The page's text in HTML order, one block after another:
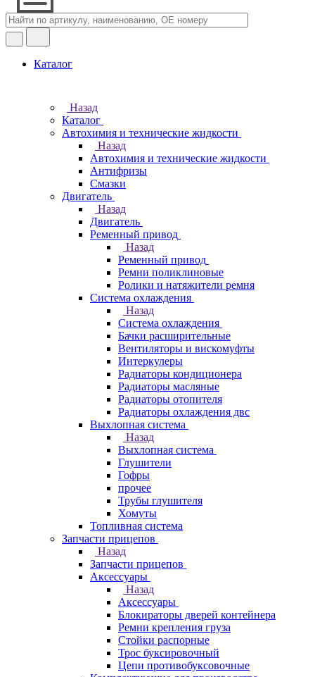
Каталог
Назад
Каталог
Автохимия и технические жидкости
Назад
Автохимия и технические жидкости
Антифризы
Смазки
Двигатель
Назад
Двигатель
Ременный привод
Назад
Ременный привод
Ремни поликлиновые
Ролики и натяжители ремня
Система охлаждения
Назад
Система охлаждения
Бачки расширительные
Вентиляторы и вискомуфты
Интеркулеры
Радиаторы кондиционера
Радиаторы масляные
Радиаторы отопителя
Радиаторы охлаждения двс
Выхлопная система
Назад
Выхлопная система
Глушители
Гофры
прочее
Трубы глушителя
Хомуты
Топливная система
Запчасти прицепов
Назад
Запчасти прицепов
Аксессуары
Назад
Аксессуары
Блокираторы дверей контейнера
Ремни крепления груза
Стойки распорные
Трос буксировочный
Цепи противобуксовочные